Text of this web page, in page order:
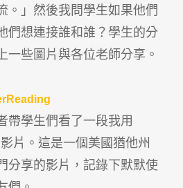
。」然後我問學生如果他們
們想連接誰和誰？學生的分
一些圖片與各位老師分享。
帶學生們看了一段我用
片。這是一個美國猶他州
分享的影片，記錄下默默使